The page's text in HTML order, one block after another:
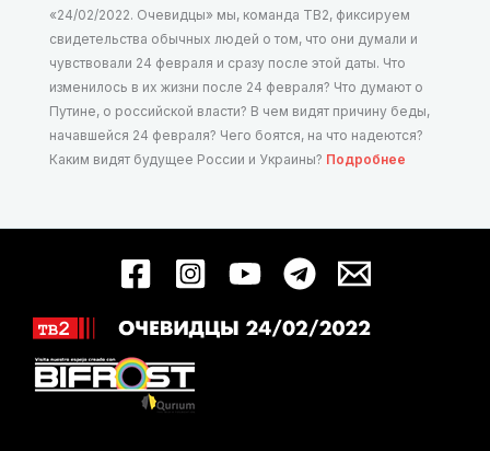
«24/02/2022. Очевидцы» мы, команда ТВ2, фиксируем
свидетельства обычных людей о том, что они думали и
чувствовали 24 февраля и сразу после этой даты. Что
изменилось в их жизни после 24 февраля? Что думают о
Путине, о российской власти? В чем видят причину беды,
начавшейся 24 февраля? Чего боятся, на что надеются?
Каким видят будущее России и Украины? Подробнее